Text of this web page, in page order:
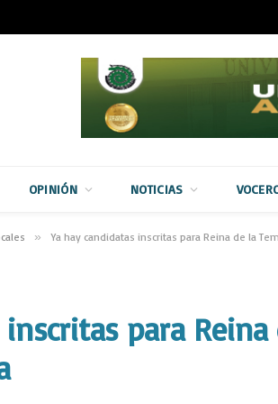
OPINIÓN NOTICIAS
» Ya hay candidatas inscritas para Reina de la
para Reina